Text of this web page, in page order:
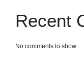
Recent
No comments to show.